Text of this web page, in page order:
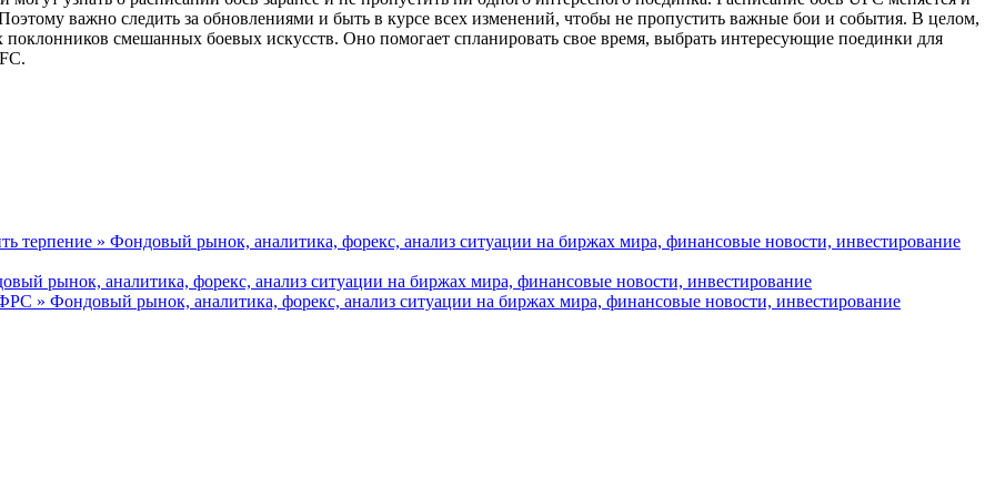
важно следить за обновлениями и быть в курсе всех изменений, чтобы не пропустить важные бои и события. В целом,
смешанных боевых искусств. Оно помогает спланировать свое время, выбрать интересующие поединки для
терпение » Фондовый рынок, аналитика, форекс, анализ ситуации на биржах мира, финансовые новости, инвестирование
рынок, аналитика, форекс, анализ ситуации на биржах мира, финансовые новости, инвестирование
» Фондовый рынок, аналитика, форекс, анализ ситуации на биржах мира, финансовые новости, инвестирование